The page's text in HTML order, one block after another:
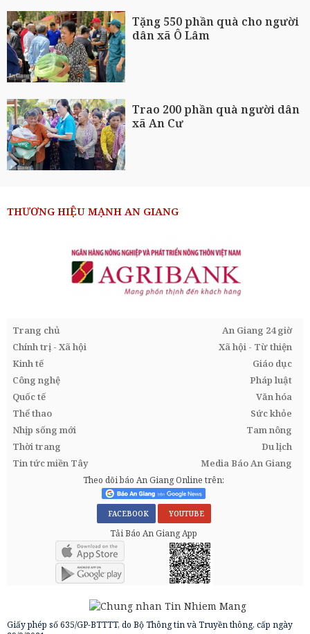
Tặng 550 phần quà cho người
dân xã Ô Lâm
Trao 200 phần quà người dân
xã An Cư
THƯƠNG HIỆU MẠNH AN GIANG
Trang chủ
An Giang 24 giờ
Chính trị - Xã hội
Xã hội - Từ thiện
Kinh tế
Giáo dục
Công nghệ
Pháp luật
Quốc tế
Văn hóa
Thể thao
Sức khỏe
Nhịp sống mới
Tam nông
Thời trang
Du lịch
Tin tức miền Tây
Media Báo An Giang
Theo dõi báo An Giang Online trên:
FACEBOOK YOUTUBE
Tải Báo An Giang App
Giấy phép số 635/GP-BTTTT, do Bộ Thông tin và Truyền thông, cấp ngày